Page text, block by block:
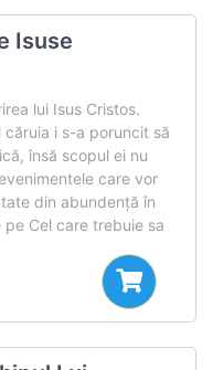
Isuse
lui Isus Cristos.
i s-a poruncit să
însă scopul ei nu
care vor
din abundenţă în
Cel care trebuie sa